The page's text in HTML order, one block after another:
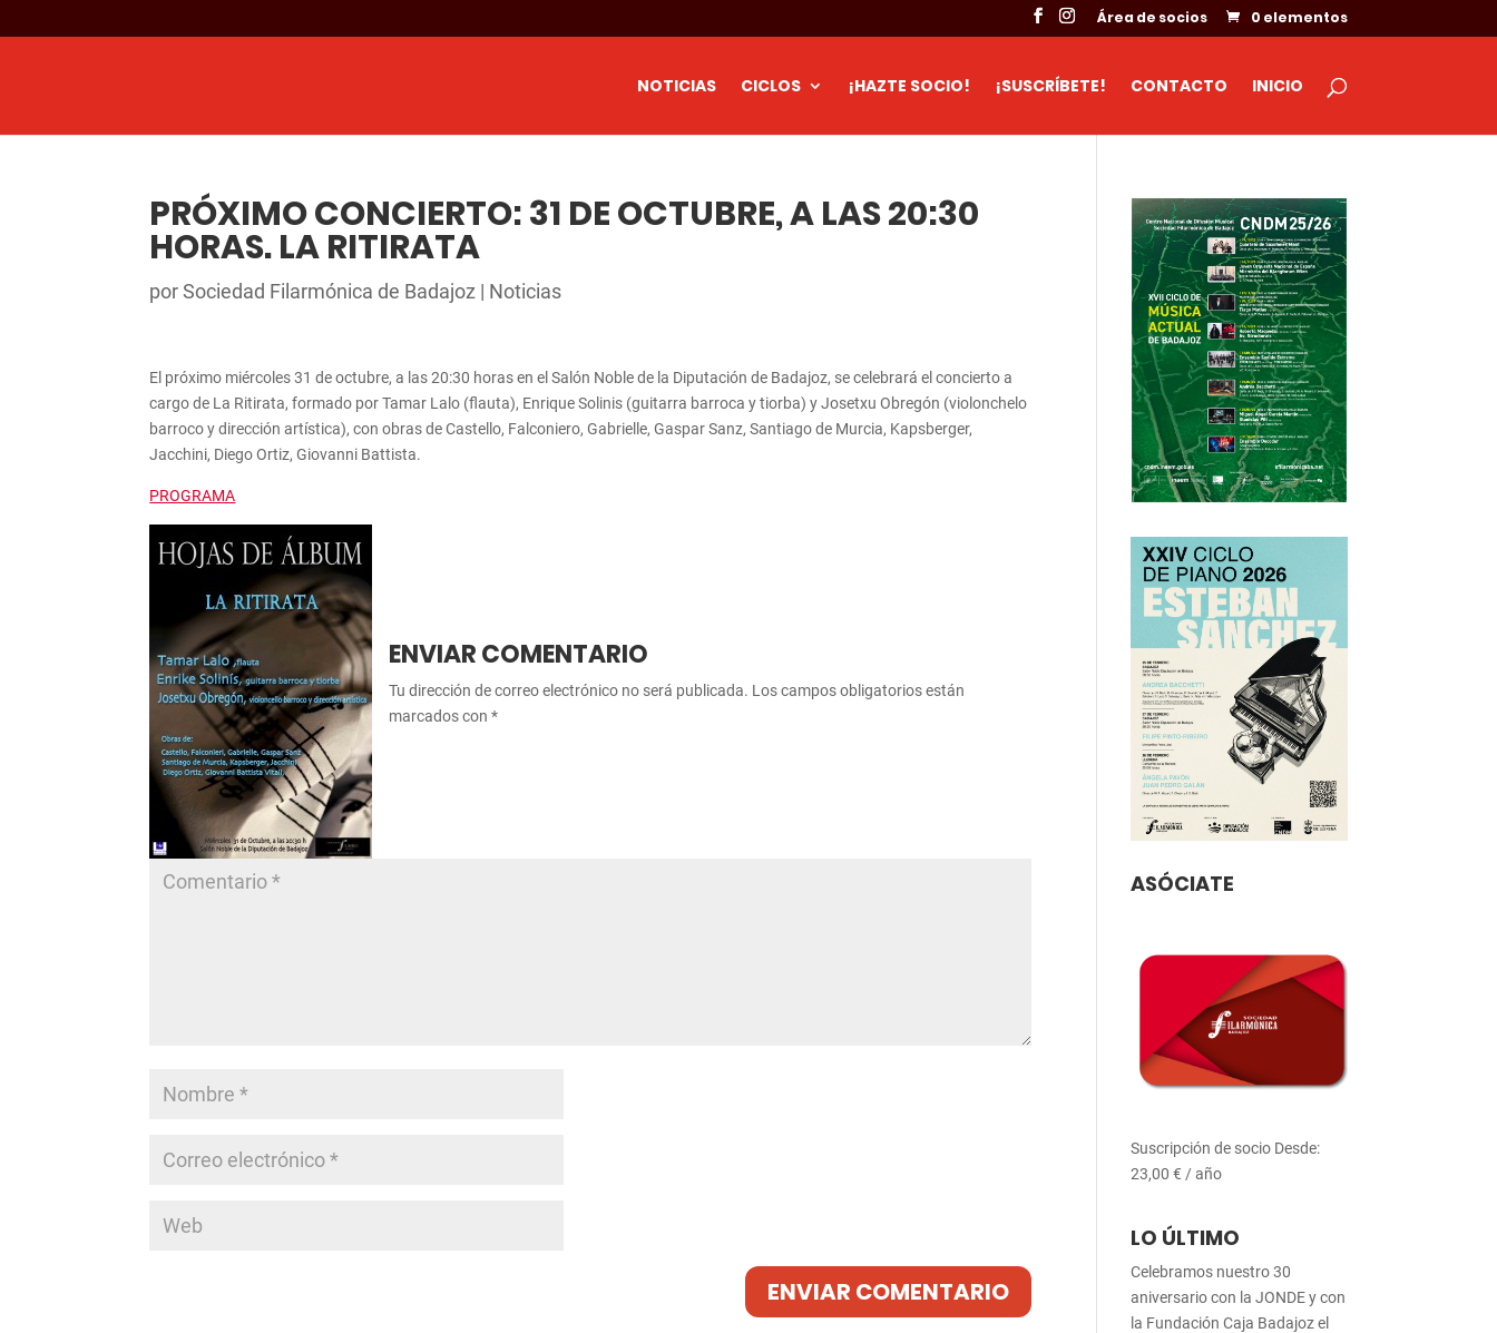
Área de socios 0 elementos
NOTICIAS CICLOS ¡HAZTE SOCIO! ¡SUSCRÍBETE! CONTACTO INICIO
PRÓXIMO CONCIERTO: 31 DE OCTUBRE, A LAS 20:30
HORAS. LA RITIRATA
porSociedad Filarmónica de Badajoz | Noticias
El próximo miércoles 31 de octubre, a las 20:30 horas en el Salón Noble de la Diputación de Badajoz, se celebrará el concierto a
cargo de La Ritirata, formado por Tamar Lalo (flauta), Enrique Solinis (guitarra barroca y tiorba) y Josetxu Obregón (violonchelo
barroco y dirección artística), con obras de Castello, Falconiero, Gabrielle, Gaspar Sanz, Santiago de Murcia, Kapsberger,
Jacchini, Diego Ortiz, Giovanni Battista.
PROGRAMA
ENVIAR COMENTARIO
Tu dirección de correo electrónico no será publicada. Los campos obligatorios están
marcados con*
ASÓCIATE
Suscripción de socio Desde:
23,00€ / año
LO ÚLTIMO
Celebramos nuestro 30
aniversario con la JONDE y con
la Fundación Caja Badajoz el